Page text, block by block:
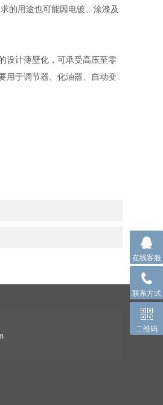
的用途也可能因电镀、涂漆及
设计薄壁化，可承受高压至零
用于调节器、化油器、自动变
在线客服
联系方式
二维码